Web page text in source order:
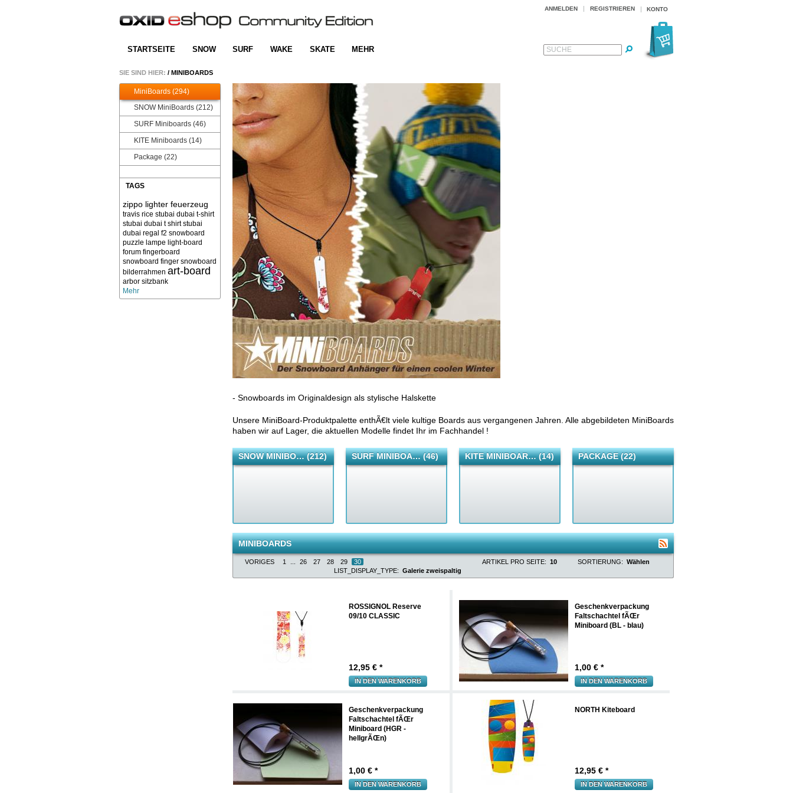
KONTO
ANMELDEN REGISTRIEREN
STARTSEITE SNOW SURF WAKE SKATE MEHR SUCHE
SIE SIND HIER: / MINIBOARDS
MiniBoards (294)
SNOW MiniBoards (212)
SURF Miniboards (46)
KITE Miniboards (14)
Package (22)
TAGS
zippo lighter feuerzeug
travis rice stubai dubai t-shirt
stubai dubai t shirt stubai
dubai regal f2 snowboard
puzzle lampe light-board
forum fingerboard
snowboard finger snowboard
bilderrahmen art-board
arbor sitzbank
Mehr
- Snowboards im Originaldesign als stylische Halskette
Unsere MiniBoard-Produktpalette enthÃ€lt viele kultige Boards aus vergangenen Jahren. Alle abgebildeten MiniBoards
haben wir auf Lager, die aktuellen Modelle findet Ihr im Fachhandel !
SNOW MINIBO… (212) SURF MINIBOA… (46) KITE MINIBOAR… (14) PACKAGE (22)
MINIBOARDS
VORIGES 1 26 27 28 29 30 SORTIERUNG: Wählen
ARTIKEL PRO SEITE: 10
LIST_DISPLAY_TYPE: Galerie zweispaltig
ROSSIGNOL Reserve
09/10 CLASSIC
12,95 € *
IN DEN WARENKORB
Geschenkverpackung
Faltschachtel fÃŒr
Miniboard (BL - blau)
1,00 € *
IN DEN WARENKORB
Geschenkverpackung
Faltschachtel fÃŒr
Miniboard (HGR -
hellgrÃŒn)
1,00 € *
IN DEN WARENKORB
NORTH Kiteboard
12,95 € *
IN DEN WARENKORB